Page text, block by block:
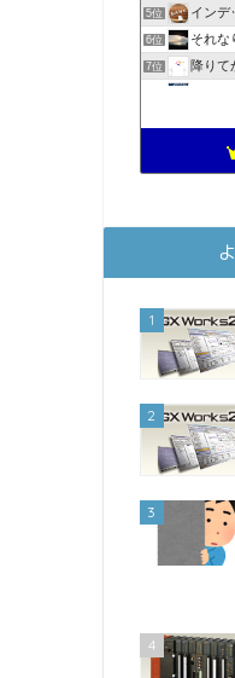
5位 インデ
6位 それな
7位 降りて
2023
スパ
11位 MBA
13位 庶民的
FPが
15位 イン
1
2
3
4